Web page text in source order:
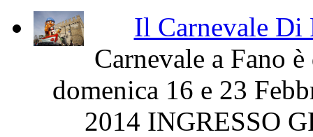
Il Carnevale
Carnevale a Fano
domenica 16 e 23
2014 INGRESSO